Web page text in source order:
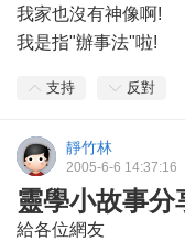
我家也沒有神像啊!
我是指"辦事法"啦!
支持 反對
靜竹林
2005-6-6 14:37:16
靈學小故事分
給各位網友